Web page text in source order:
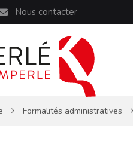
Nous contacter
Formalités administratives